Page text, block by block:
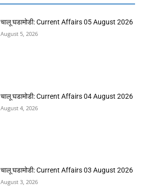
चालू घडामोडी: Current Affairs 05 August 2026
August 5, 2026
चालू घडामोडी: Current Affairs 04 August 2026
August 4, 2026
चालू घडामोडी: Current Affairs 03 August 2026
August 3, 2026